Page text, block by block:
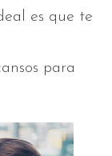
es que te
para